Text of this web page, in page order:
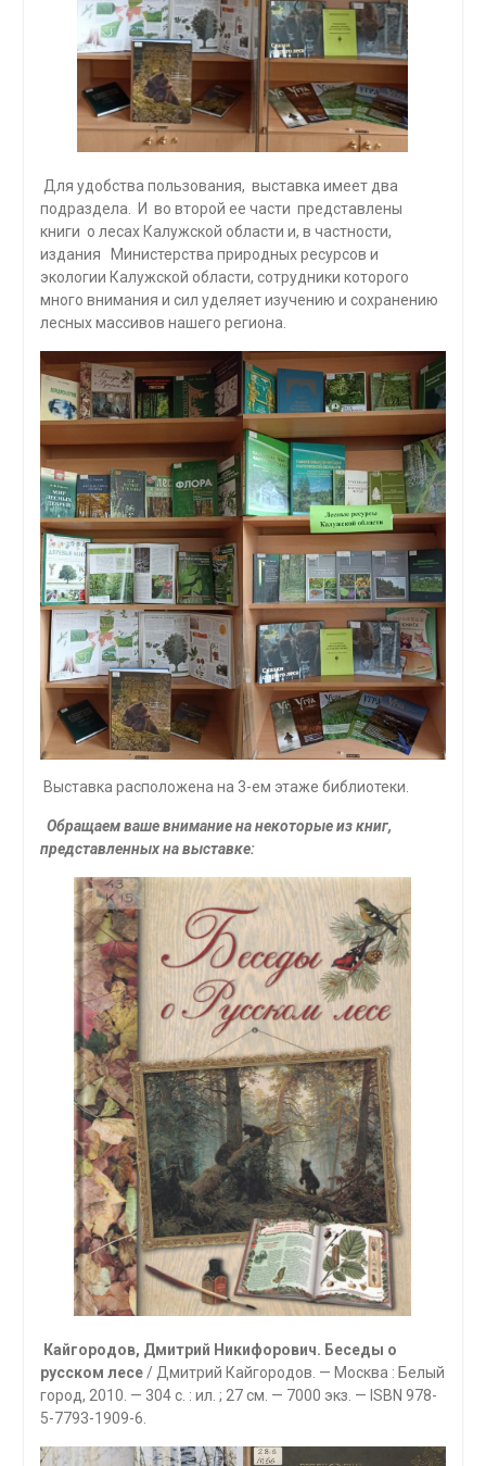
Для удобства пользования, выставка имеет два
подраздела. И во второй ее части представлены
книги о лесах Калужской области и, в частности,
издания Министерства природных ресурсов и
экологии Калужской области, сотрудники которого
много внимания и сил уделяет изучению и сохранению
лесных массивов нашего региона.
Выставка расположена на 3-ем этаже библиотеки.
Обращаем ваше внимание на некоторые из книг,
представленных на выставке:
Кайгородов, Дмитрий Никифорович. Беседы о
русском лесе/ Дмитрий Кайгородов. — Москва : Белый
город, 2010. — 304 с. : ил. ; 27 см. — 7000 экз. — ISBN 978-
5-7793-1909-6.